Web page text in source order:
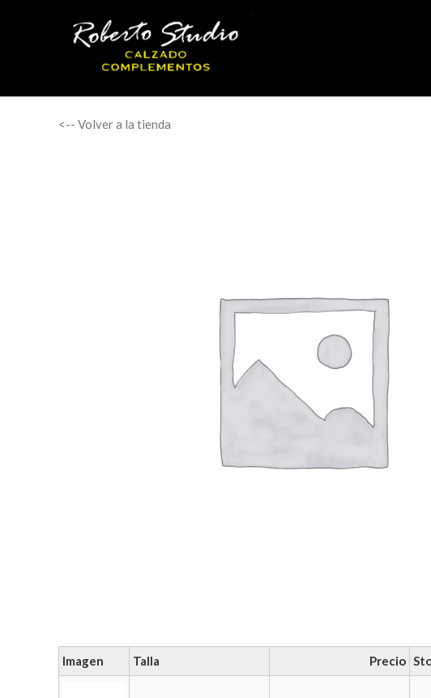
<-- Volver a la tienda
Imagen Talla Precio